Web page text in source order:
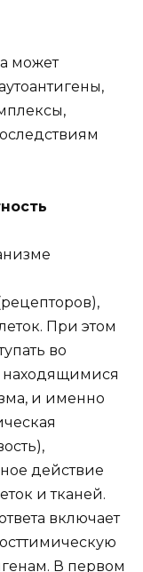
может
При этом
во
находящимися
и именно
действие
и тканей.
включает
В первом